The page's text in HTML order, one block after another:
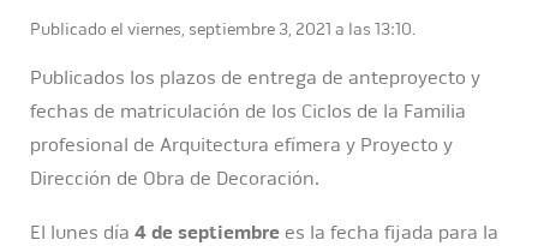
Publicado el viernes, septiembre 3, 2021 a las 13:10.
Publicados los plazos de entrega de anteproyecto y
fechas de matriculación de los Ciclos de la Familia
profesional de Arquitectura efímera y Proyecto y
Dirección de Obra de Decoración.
El lunes día 4 de septiembre es la fecha fijada para la